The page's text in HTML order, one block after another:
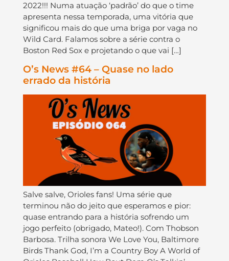
2022!!! Numa atuação ‘padrão’ do que o time
apresenta nessa temporada, uma vitória que
significou mais do que uma briga por vaga no
Wild Card. Falamos sobre a série contra o
Boston Red Sox e projetando o que vai […]
O’s News #64 – Quase no lado
errado da história
Salve salve, Orioles fans! Uma série que
terminou não do jeito que esperamos e pior:
quase entrando para a história sofrendo um
jogo perfeito (obrigado, Mateo!). Com Thobson
Barbosa. Trilha sonora We Love You, Baltimore
Birds Thank God, I’m a Country Boy A World of